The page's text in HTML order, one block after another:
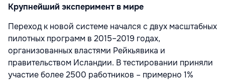
Крупнейший эксперимент в мире
Переход к новой системе начался с двух масштабных
пилотных программ в 2015–2019 годах,
организованных властями Рейкьявика и
правительством Исландии. В тестировании приняли
участие более 2500 работников – примерно 1%